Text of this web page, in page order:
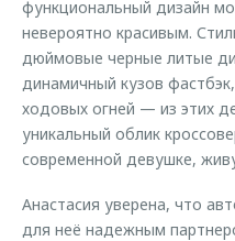
функциональный дизайн
невероятно красивым.
дюймовые черные литые
динамичный кузов
ходовых огней — из этих
уникальный облик
современной девушке,
Анастасия уверена, что
для неё надежным